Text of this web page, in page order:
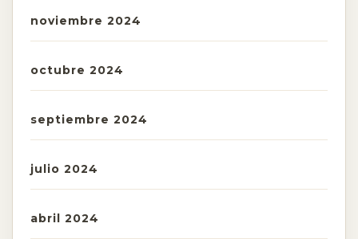
noviembre 2024
octubre 2024
septiembre 2024
julio 2024
abril 2024